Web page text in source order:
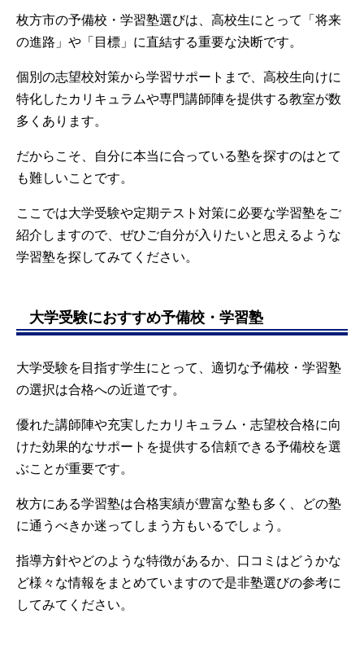
枚方市の予備校・学習塾選びは、高校生にとって「将来
の進路」や「目標」に直結する重要な決断です。
個別の志望校対策から学習サポートまで、高校生向けに
特化したカリキュラムや専門講師陣を提供する教室が数
多くあります。
だからこそ、自分に本当に合っている塾を探すのはとて
も難しいことです。
ここでは大学受験や定期テスト対策に必要な学習塾をご
紹介しますので、ぜひご自分が入りたいと思えるような
学習塾を探してみてください。
大学受験におすすめ予備校・学習塾
大学受験を目指す学生にとって、適切な予備校・学習塾
の選択は合格への近道です。
優れた講師陣や充実したカリキュラム・志望校合格に向
けた効果的なサポートを提供する信頼できる予備校を選
ぶことが重要です。
枚方にある学習塾は合格実績が豊富な塾も多く、どの塾
に通うべきか迷ってしまう方もいるでしょう。
指導方針やどのような特徴があるか、口コミはどうかな
ど様々な情報をまとめていますので是非塾選びの参考に
してみてください。